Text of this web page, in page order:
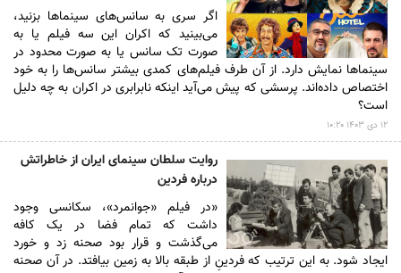
اگر سری به سانس‌های سینما‌ها بزنید،
می‌بینید که اکران این سه فیلم یا به
صورت تک سانس یا به صورت محدود در
سینما‌ها نمایش دارد. از آن طرف فیلم‌های کمدی بیشتر سانس‌ها را به خود
اختصاص داده‌اند. پرسشی که پیش می‌آید اینکه نابرابری در اکران به چه دلیل
است؟
۱۲ دى ۱۴۰۳ ۱۰:۲۰
روایت سلطان سینمای ایران از خاطراتش
درباره فردین
«در فیلم «جوانمرد»، سکانسی وجود
داشت که تمام فضا در یک کافه
می‌گذشت و قرار بود صحنه زد و خورد
ایجاد شود. به این ترتیب که فردینِ از طبقه بالا به زمین بیافتد. در آن صحنه